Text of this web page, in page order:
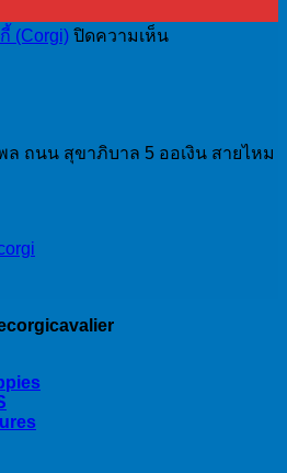
เลีย
ส
ชาล
(Corgi) ปิดความเห็นบน
คอร์
ล ถนน สุขาภิบาล 5 ออเงิน สายไหม